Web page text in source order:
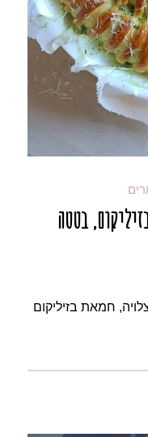
בטטה
חמאת בזיליקום